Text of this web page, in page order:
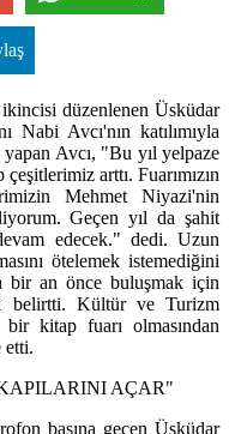
WhatsApp
düzenlenen Üsküdar
Avcı'nın katılımıyla
yapan Avcı, "Bu yıl yelpaze
arttı.
Fuarımızın
Mehmet Niyazi'nin
Geçen yıl da şahit
edecek." dedi. Uzun
ötelemek istemediğini
bir an önce buluşmak için
belirtti.Kültür ve Turizm
kitap fuarı olmasından